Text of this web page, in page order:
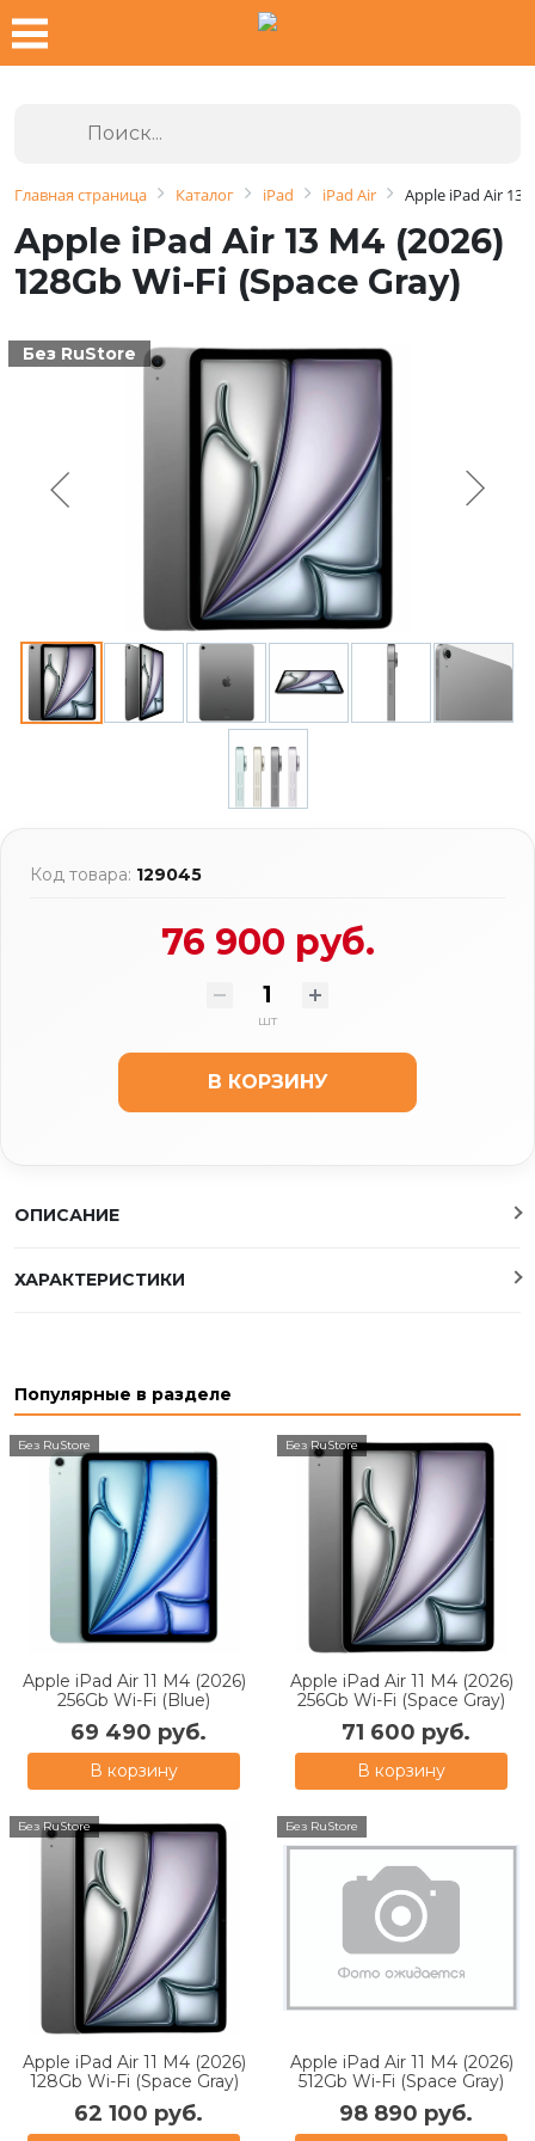
Главная страница Каталог iPad iPad Air Apple iPad Air 13
Apple iPad Air 13 M4 (2026)
128Gb Wi-Fi (Space Gray)
Без RuStore
Код товара: 129045
76 900 руб.
шт
В КОРЗИНУ
ОПИСАНИЕ
ХАРАКТЕРИСТИКИ
Популярные в разделе
Без RuStore
Apple iPad Air 11 M4 (2026)
256Gb Wi-Fi (Blue)
69 490 руб.
В корзину
Без RuStore
Apple iPad Air 11 M4 (2026)
256Gb Wi-Fi (Space Gray)
71 600 руб.
В корзину
Без RuStore
Apple iPad Air 11 M4 (2026)
128Gb Wi-Fi (Space Gray)
62 100 руб.
Без RuStore
Apple iPad Air 11 M4 (2026)
512Gb Wi-Fi (Space Gray)
98 890 руб.